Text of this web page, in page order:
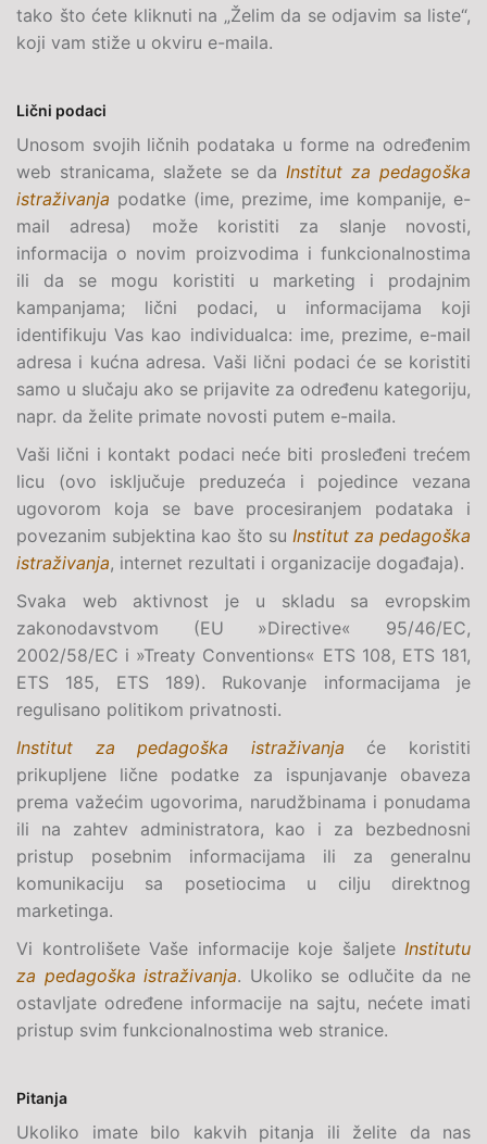
tako što ćete kliknuti na „Želim da se odjavim sa liste“,
koji vam stiže u okviru e-maila.
Lični podaci
Unosom svojih ličnih podataka u forme na određenim
web stranicama, slažete se daInstitut za pedagoška
istraživanja podatke (ime, prezime, ime kompanije, e-
mail adresa) može koristiti za slanje novosti,
informacija o novim proizvodima i funkcionalnostima
ili da se mogu koristiti u marketing i prodajnim
kampanjama; lični podaci, u informacijama koji
identifikuju Vas kao individualca: ime, prezime, e-mail
adresa i kućna adresa. Vaši lični podaci će se koristiti
samo u slučaju ako se prijavite za određenu kategoriju,
napr. da želite primate novosti putem e-maila.
Vaši lični i kontakt podaci neće biti prosleđeni trećem
licu (ovo isključuje preduzeća i pojedince vezana
ugovorom koja se bave procesiranjem podataka i
povezanim subjektina kao što su Institut za pedagoška
istraživanja, internet rezultati i organizacije događaja).
Svaka web aktivnost je u skladu sa evropskim
zakonodavstvom (EU »Directive« 95/46/EC,
2002/58/EC i »Treaty Conventions« ETS 108, ETS 181,
ETS 185, ETS 189). Rukovanje informacijama je
regulisano politikom privatnosti.
Institut za pedagoška istraživanja će koristiti
prikupljene lične podatke za ispunjavanje obaveza
prema važećim ugovorima, narudžbinama i ponudama
ili na zahtev administratora, kao i za bezbednosni
pristup posebnim informacijama ili za generalnu
komunikaciju sa posetiocima u cilju direktnog
marketinga.
Vi kontrolišete Vaše informacije koje šaljete Institutu
za pedagoška istraživanja. Ukoliko se odlučite da ne
ostavljate određene informacije na sajtu, nećete imati
pristup svim funkcionalnostima web stranice.
Pitanja
Ukoliko imate bilo kakvih pitanja ili želite da nas